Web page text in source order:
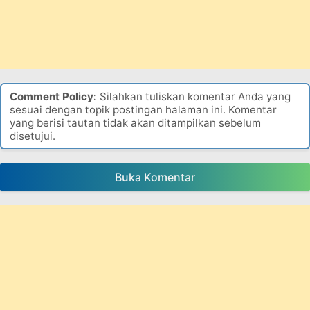
Comment Policy: Silahkan tuliskan komentar Anda yang
sesuai dengan topik postingan halaman ini. Komentar
yang berisi tautan tidak akan ditampilkan sebelum
disetujui.
Buka Komentar